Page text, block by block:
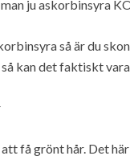
ju askorbinsyra
så är du
kan det faktiskt
få grönt hår. Det